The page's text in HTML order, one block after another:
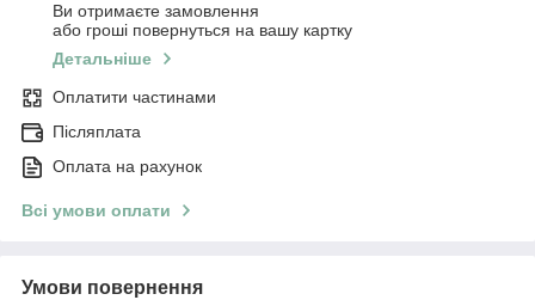
Ви отримаєте замовлення
або гроші повернуться на вашу картку
Детальніше
Оплатити частинами
Післяплата
Оплата на рахунок
Всі умови оплати
Умови повернення